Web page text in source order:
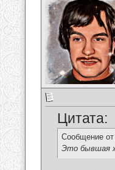
Цитата:
Сообщение от
Это бывшая